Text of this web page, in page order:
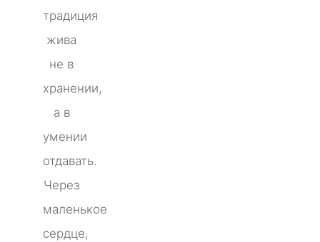
традиция
жива
не в
хранении,
а в
умении
отдавать.
Через
маленькое
сердце,